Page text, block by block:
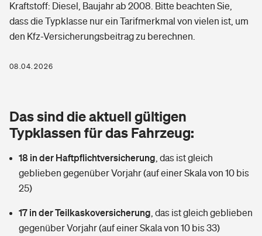
Arbeitsrechtsschutz
Berufshaftpflichtversicherung
Zur Übersicht
Tools
Wer versichert was: Jetzt Versicherer finden
Sie haben Fragen?
Elementarversicherung
Glasversicherung
Mietkautionsversicherung
Restkreditversicherung
Pri­vate Haft­pflicht­
Kinderunfall­ver­si­che­rung
Kinderinvalidität
Hundehalter-Haftpflicht
Gesundheit
Private Krankenversicherung
Dread-Disease-Versicherung
Tierkrankenversicherung
Zur Übersicht
Tools
Kraftstoff: Diesel, Baujahr ab 2008. Bitte beachten Sie,
dass die Typklasse nur ein Tarifmerkmal von vielen ist, um
den Kfz-Versicherungsbeitrag zu berechnen.
08.04.2026
Das sind die aktuell gültigen
Typklassen für das Fahrzeug:
18 in der Haftpflichtversicherung das ist gleich
geblieben gegenüber Vorjahr (auf einer Skala von 10 bis
25)
17 in der Teilkaskoversicherung das ist gleich geblieben
gegenüber Vorjahr (auf einer Skala von 10 bis 33)